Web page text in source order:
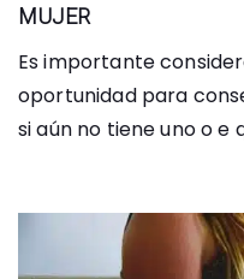
MUJER
Es importante
oportunidad para
si aún no tiene uno o e